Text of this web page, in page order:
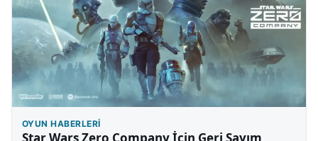
OYUN HABERLERI